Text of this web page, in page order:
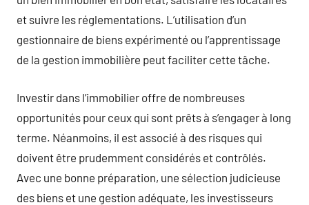
et suivre les réglementations. L’utilisation d’un
gestionnaire de biens expérimenté ou l’apprentissage
de la gestion immobilière peut faciliter cette tâche.
Investir dans l’immobilier offre de nombreuses
opportunités pour ceux qui sont prêts à s’engager à long
terme. Néanmoins, il est associé à des risques qui
doivent être prudemment considérés et contrôlés.
Avec une bonne préparation, une sélection judicieuse
des biens et une gestion adéquate, les investisseurs